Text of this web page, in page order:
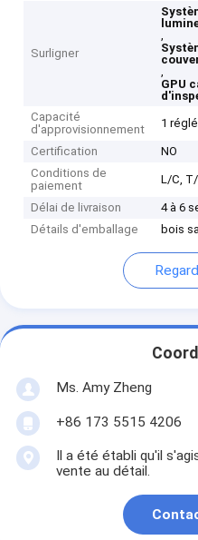
Surligner
,
,
GPU
Capacité
d'approvisionnement
1
Certification
NO
Conditions de
paiement
L/C,
Délai de livraison
4 à 6
Détails d'emballage
bois
Ms. Amy Zheng
+86 173 5515 4206
Il a été établi qu'il
vente au détail.